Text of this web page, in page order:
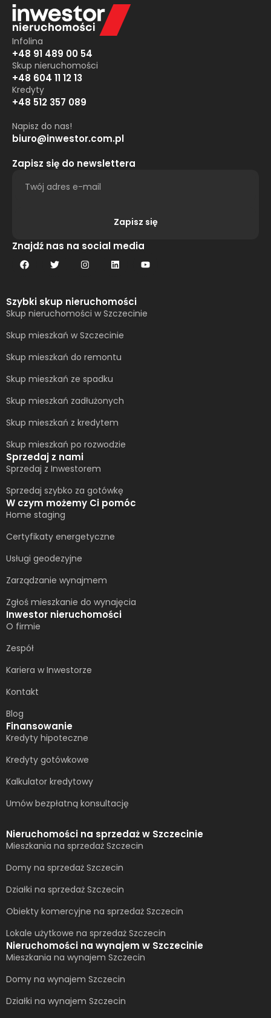
Infolina
+48 91 489 00 54
Skup nieruchomości
+48 604 11 12 13
Kredyty
+48 512 357 089
Napisz do nas!
biuro@inwestor.com.pl
Zapisz się do newslettera
Zapisz się
Alternative:
Znajdź nas na social media
Szybki skup nieruchomości
Skup nieruchomości w Szczecinie
Skup mieszkań w Szczecinie
Skup mieszkań do remontu
Skup mieszkań ze spadku
Skup mieszkań zadłużonych
Skup mieszkań z kredytem
Skup mieszkań po rozwodzie
Sprzedaj z nami
Sprzedaj z Inwestorem
Sprzedaj szybko za gotówkę
W czym możemy Ci pomóc
Home staging
Certyfikaty energetyczne
Usługi geodezyjne
Zarządzanie wynajmem
Zgłoś mieszkanie do wynajęcia
Inwestor nieruchomości
O firmie
Zespół
Kariera w Inwestorze
Kontakt
Blog
Finansowanie
Kredyty hipoteczne
Kredyty gotówkowe
Kalkulator kredytowy
Umów bezpłatną konsultację​
Nieruchomości na sprzedaż w Szczecinie
Mieszkania na sprzedaż Szczecin
Domy na sprzedaż Szczecin
Działki na sprzedaż Szczecin
Obiekty komercyjne na sprzedaż Szczecin
Lokale użytkowe na sprzedaż Szczecin
Nieruchomości na wynajem w Szczecinie
Mieszkania na wynajem Szczecin
Domy na wynajem Szczecin
Działki na wynajem Szczecin